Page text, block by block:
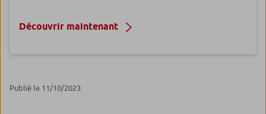
Découvrir maintenant
Publié le 11/10/2023